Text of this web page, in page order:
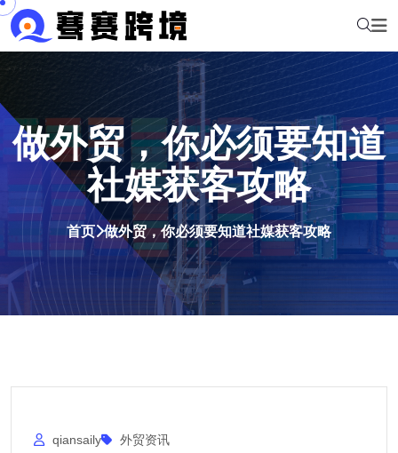
做外贸，你必须要知道
社媒获客攻略
首页 做外贸，你必须要知道社媒获客攻略
qiansaily 外贸资讯